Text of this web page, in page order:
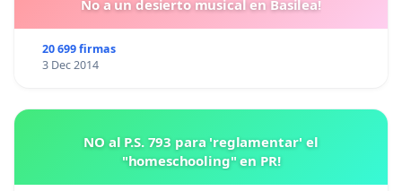
No a un desierto musical en Basilea!
20 699 firmas
3 Dec 2014
NO al P.S. 793 para 'reglamentar' el
"homeschooling" en PR!